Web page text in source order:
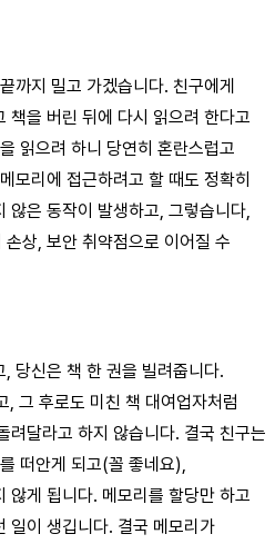
까지 밀고 가겠습니다. 친구에게
책을 버린 뒤에 다시 읽으려 한다고
읽으려 하니 당연히 혼란스럽고
모리에 접근하려고 할 때도 정확히
않은 동작이 발생하고, 그렇습니다,
상, 보안 취약점으로 이어질 수
당신은 책 한 권을 빌려줍니다.
그 후로도 미친 책 대여업자처럼
려달라고 하지 않습니다. 결국 친구는
떠안게 되고(꼴 좋네요),
않게 됩니다. 메모리를 할당만 하고
일이 생깁니다. 결국 메모리가